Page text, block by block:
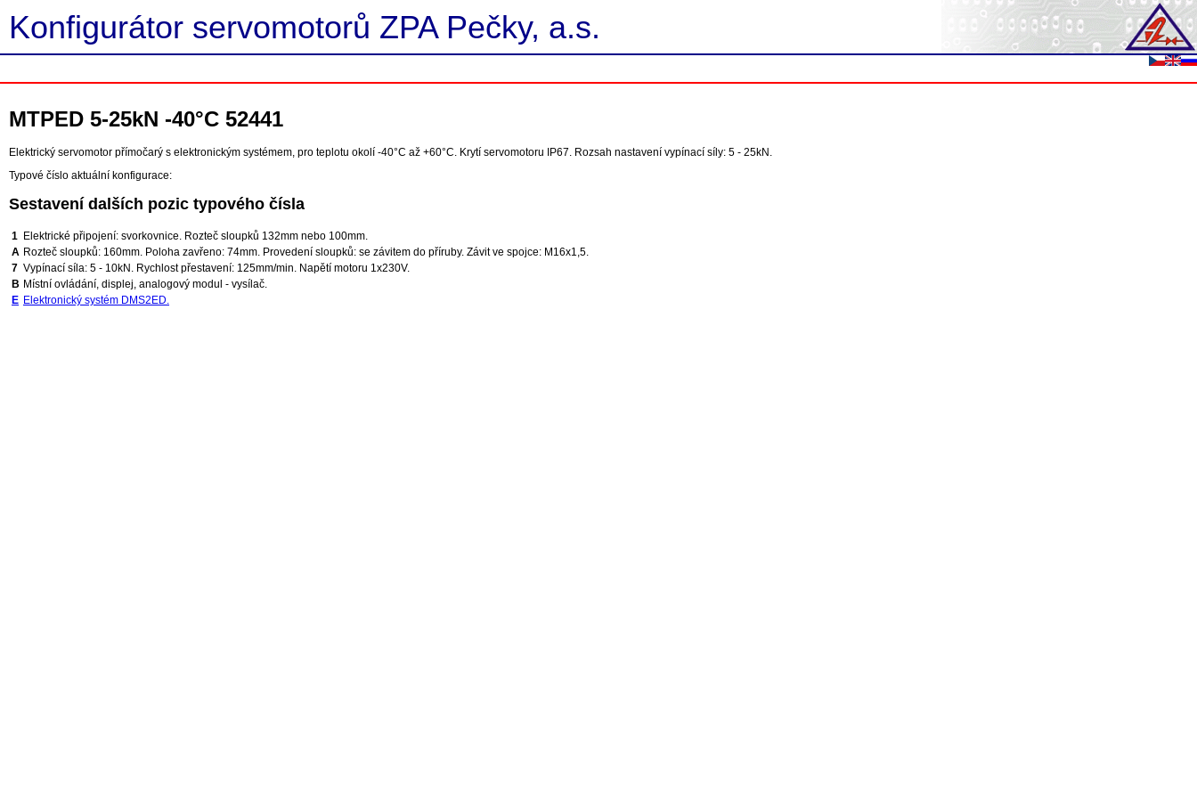
Konfigurátor servomotorů ZPA Pečky, a.s.
MTPED 5-25kN -40°C 52441
Elektrický servomotor přímočarý s elektronickým systémem, pro teplotu okolí -40°C až +60°C. Krytí servomotoru IP67. Rozsah nastavení vypínací síly: 5 - 25kN.
Typové číslo aktuální konfigurace:
Sestavení dalších pozic typového čísla
1 Elektrické připojení: svorkovnice. Rozteč sloupků 132mm nebo 100mm.
A Rozteč sloupků: 160mm. Poloha zavřeno: 74mm. Provedení sloupků: se závitem do příruby. Závit ve spojce: M16x1,5.
7 Vypínací síla: 5 - 10kN. Rychlost přestavení: 125mm/min. Napětí motoru 1x230V.
B Místní ovládání, displej, analogový modul - vysílač.
E Elektronický systém DMS2ED.